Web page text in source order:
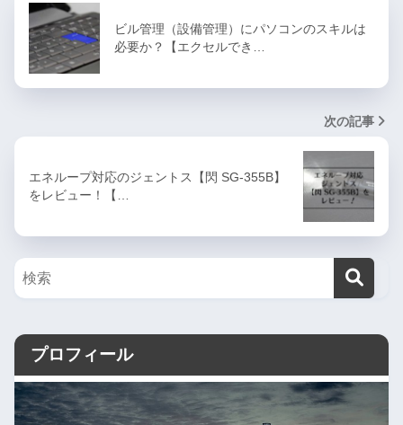
ビル管理（設備管理）にパソコンのスキルは
必要か？【エクセルでき…
次の記事
エネループ対応のジェントス【閃 SG-355B】
をレビュー！【…
プロフィール